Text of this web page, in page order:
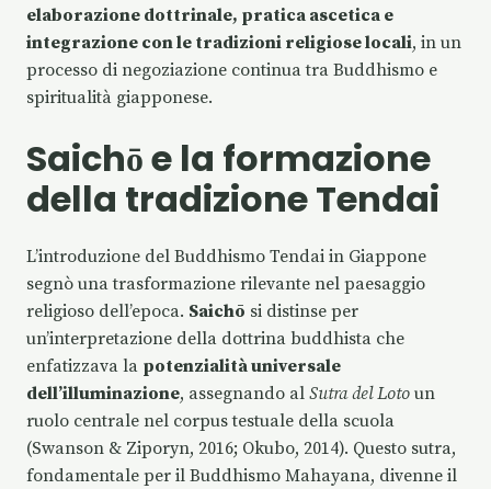
elaborazione dottrinale, pratica ascetica e
integrazione con le tradizioni religiose locali, in un
processo di negoziazione continua tra Buddhismo e
spiritualità giapponese.
Saichō e la formazione
della tradizione Tendai
L’introduzione del Buddhismo Tendai in Giappone
segnò una trasformazione rilevante nel paesaggio
religioso dell’epoca. Saichō si distinse per
un’interpretazione della dottrina buddhista che
enfatizzava la potenzialità universale
dell’illuminazione, assegnando al Sutra del Loto un
ruolo centrale nel corpus testuale della scuola
(Swanson & Ziporyn, 2016; Okubo, 2014). Questo sutra,
fondamentale per il Buddhismo Mahayana, divenne il